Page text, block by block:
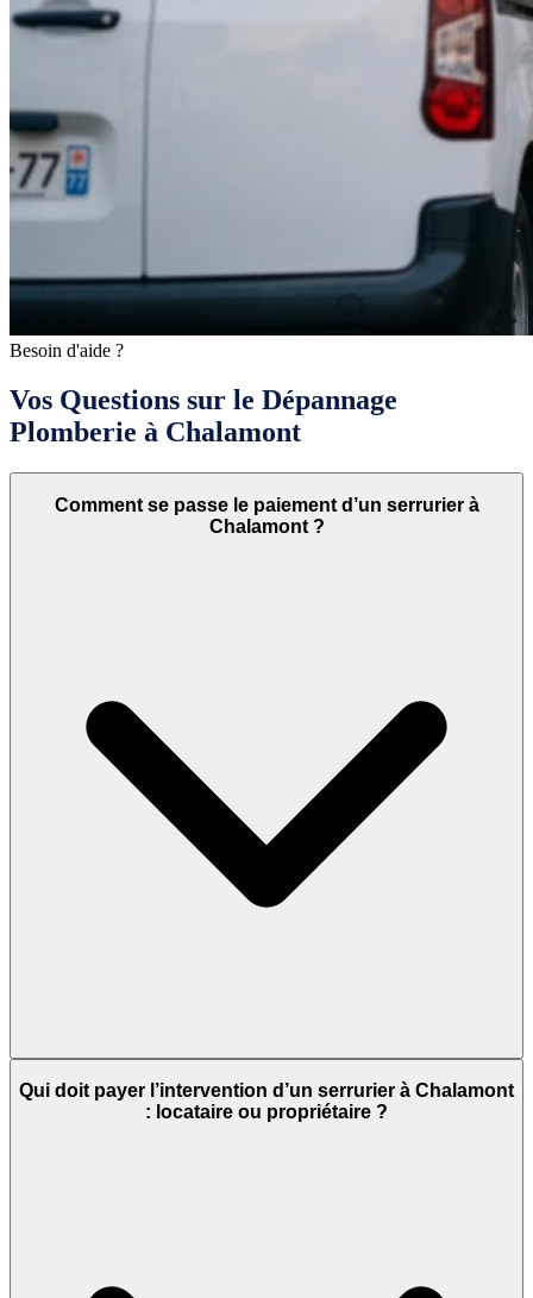
Besoin d'aide ?
Vos Questions sur le Dépannage
Plomberie à Chalamont
Comment se passe le paiement d’un serrurier à
Chalamont ?
Qui doit payer l’intervention d’un serrurier à Chalamont
: locataire ou propriétaire ?